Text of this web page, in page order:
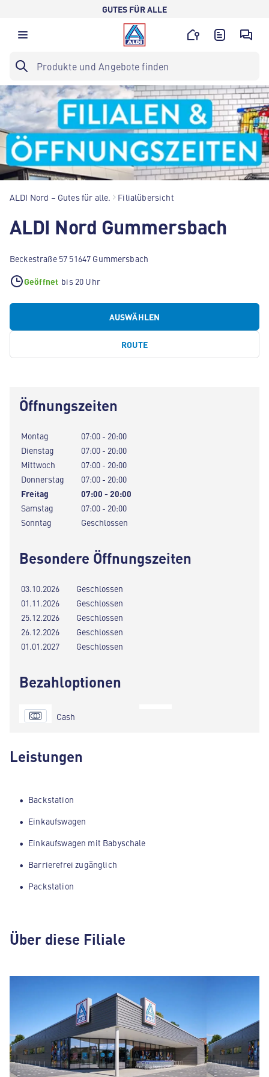
GUTES FÜR ALLE
ALDI Nord – Gutes für alle. Filialübersicht
ALDI Nord Gummersbach
Beckestraße 57 51647 Gummersbach
Geöffnet bis 20 Uhr
AUSWÄHLEN
ROUTE
Öffnungszeiten
Montag
07:00 - 20:00
Dienstag
07:00 - 20:00
Mittwoch
07:00 - 20:00
Donnerstag
07:00 - 20:00
Freitag
07:00 - 20:00
Samstag
07:00 - 20:00
Sonntag
Geschlossen
Besondere Öffnungszeiten
03.10.2026
Geschlossen
01.11.2026
Geschlossen
25.12.2026
Geschlossen
26.12.2026
Geschlossen
01.01.2027
Geschlossen
Bezahloptionen
Cash
Leistungen
Backstation
Einkaufswagen
Einkaufswagen mit Babyschale
Barrierefrei zugänglich
Packstation
Über diese Filiale